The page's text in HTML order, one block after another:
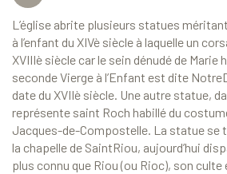
L’église abrite plusieurs statues
à l’enfant du XIVè siècle à laquelle un
XVIIIè siècle car le sein dénudé de Marie
seconde Vierge à l’Enfant est dite
date du XVIIè siècle. Une autre statue,
représente saint Roch habillé du
Jacques-de-Compostelle. La statue se
la chapelle de SaintRiou, aujourd’hui
plus connu que Riou (ou Rioc), son